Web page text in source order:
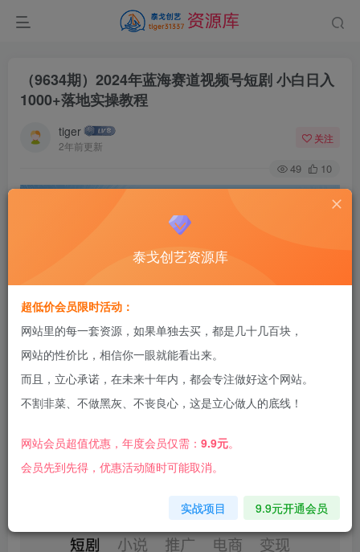
（9634期）2024年蓝海赛道视频号短剧 小白日入
1000+落地实操教程
tiger
2年前更新
关注
49 10
实操教程
泰戈创艺资源库
超低价会员限时活动：
网站里的每一套资源，如果单独去买，都是几十几百块，
网站的性价比，相信你一眼就能看出来。
而且，立心承诺，在未来十年内，都会专注做好这个网站。
不割非菜、不做黑灰、不丧良心，这是立心做人的底线！
网站会员超值优惠，年度会员仅需： 9.9元。
会员先到先得，优惠活动随时可能取消。
实战项目 9.9元开通会员